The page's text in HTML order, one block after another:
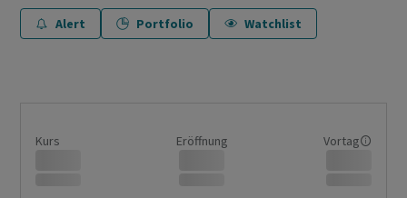
Alert
Portfolio Watchlist
Kurs Eröffnung Vortag